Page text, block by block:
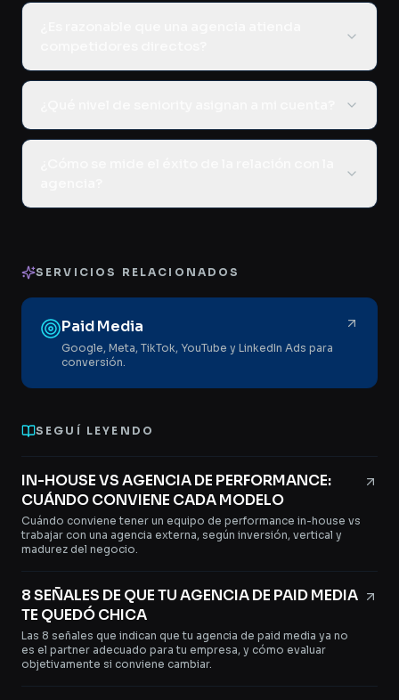
SERVICIOS RELACIONADOS
Paid Media
Google, Meta, TikTok, YouTube y LinkedIn Ads para
conversión.
SEGUÍ LEYENDO
IN-HOUSE VS AGENCIA DE PERFORMANCE:
CUÁNDO CONVIENE CADA MODELO
Cuándo conviene tener un equipo de performance in-house vs
trabajar con una agencia externa, según inversión, vertical y
madurez del negocio.
8 SEÑALES DE QUE TU AGENCIA DE PAID MEDIA
TE QUEDÓ CHICA
Las 8 señales que indican que tu agencia de paid media ya no
es el partner adecuado para tu empresa, y cómo evaluar
objetivamente si conviene cambiar.